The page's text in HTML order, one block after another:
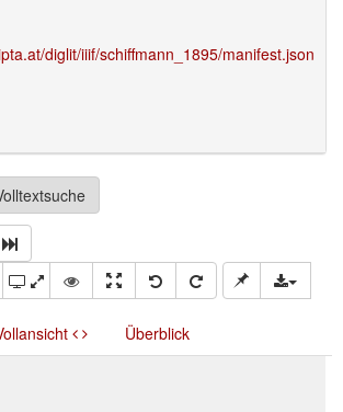
diglit/iiif/schiffmann_1895/manifest.json
Überblick